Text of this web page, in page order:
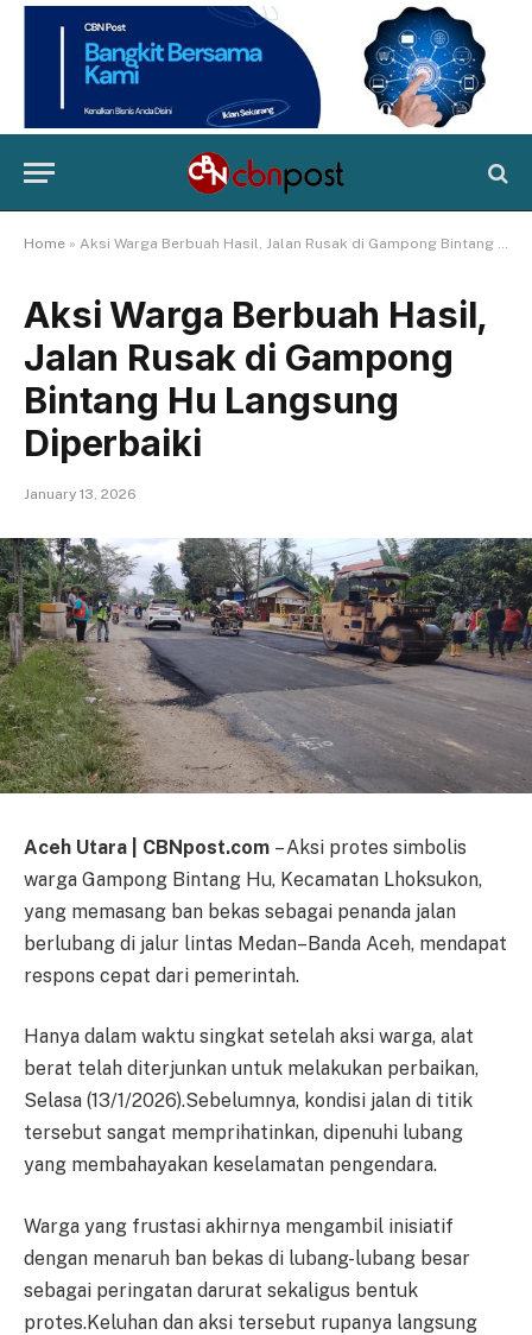
Home » Aksi Warga Berbuah Hasil, Jalan Rusak di Gampong Bintang Hu Langsung Diperbaiki
Aksi Warga Berbuah Hasil,
Jalan Rusak di Gampong
Bintang Hu Langsung
Diperbaiki
January 13, 2026
Aceh Utara | CBNpost.com – Aksi protes simbolis
warga Gampong Bintang Hu, Kecamatan Lhoksukon,
yang memasang ban bekas sebagai penanda jalan
berlubang di jalur lintas Medan–Banda Aceh, mendapat
respons cepat dari pemerintah.
Hanya dalam waktu singkat setelah aksi warga, alat
berat telah diterjunkan untuk melakukan perbaikan,
Selasa (13/1/2026).Sebelumnya, kondisi jalan di titik
tersebut sangat memprihatinkan, dipenuhi lubang
yang membahayakan keselamatan pengendara.
Warga yang frustasi akhirnya mengambil inisiatif
dengan menaruh ban bekas di lubang-lubang besar
sebagai peringatan darurat sekaligus bentuk
protes.Keluhan dan aksi tersebut rupanya langsung